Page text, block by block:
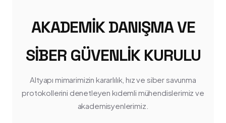
AKADEMIK DANIŞMA VE
SIBER GÜVENLIK KURULU
Altyapı mimarimizin kararlılık, hız ve siber savunma
protokollerini denetleyen kıdemli mühendislerimiz ve
akademisyenlerimiz.